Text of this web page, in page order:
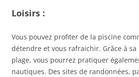
Loisirs :
Vous pouvez profiter de la piscine
détendre et vous rafraichir. Grâce à sa
plage, vous pourrez pratiquer
nautiques. Des sites de randonnées,